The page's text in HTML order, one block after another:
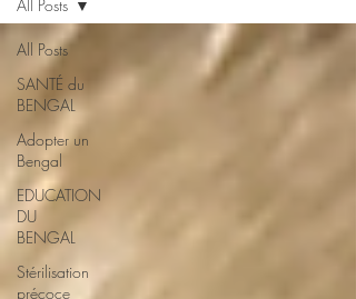
All Posts
SANTÉ du
BENGAL
Adopter un
Bengal
EDUCATION
DU
BENGAL
Stérilisation
précoce
All Posts